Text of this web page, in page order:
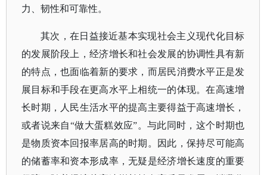
力、韧性和可靠性。
其次，在日益接近基本实现社会主义现代化目标
的发展阶段上，经济增长和社会发展的协调性具有新
的特点，也面临着新的要求，而居民消费水平正是发
展目标和手段在更高水平上相统一的体现。在高速增
长时期，人民生活水平的提高主要得益于高速增长，
或者说来自“做大蛋糕效应”。与此同时，这个时期也
是物质资本回报率居高的时期。因此，保持尽可能高
的储蓄率和资本形成率，无疑是经济增长速度的重要